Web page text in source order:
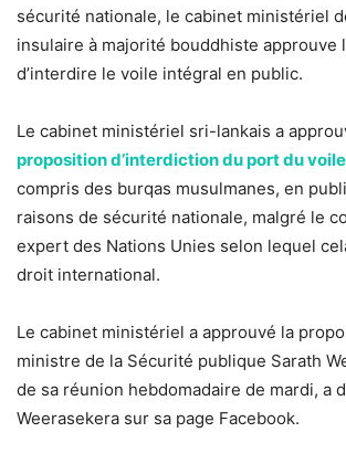
sécurité nationale, le cabinet ministériel
insulaire à majorité bouddhiste approuve
d’interdire le voile intégral en public.
Le cabinet ministériel sri-lankais a
proposition d’interdiction du port du
compris des burqas musulmanes, en
raisons de sécurité nationale, malgré le
expert des Nations Unies selon lequel
droit international.
Le cabinet ministériel a approuvé la
ministre de la Sécurité publique Sarath
de sa réunion hebdomadaire de mardi, a
Weerasekera sur sa page Facebook.